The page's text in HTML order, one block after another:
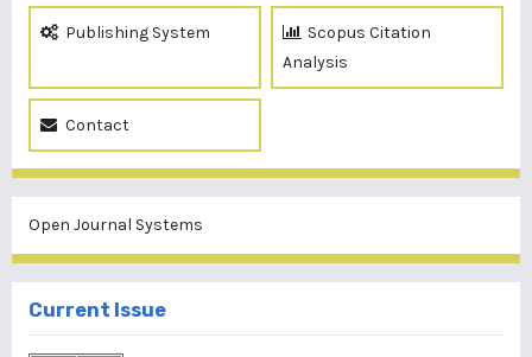
Publishing System
Scopus Citation
Analysis
Contact
Open Journal Systems
Current Issue